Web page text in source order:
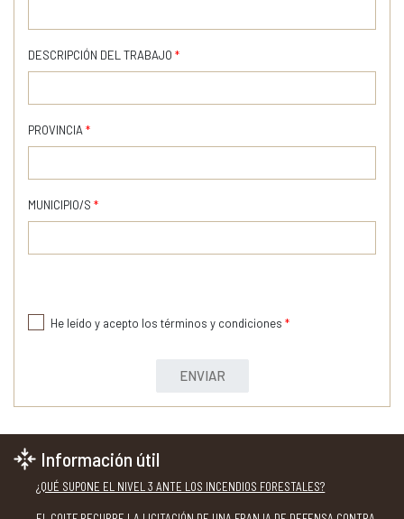
DESCRIPCIÓN DEL TRABAJO *
PROVINCIA *
MUNICIPIO/S *
He leído y acepto los términos y condiciones *
ENVIAR
Información útil
¿QUÉ SUPONE EL NIVEL 3 ANTE LOS INCENDIOS FORESTALES?